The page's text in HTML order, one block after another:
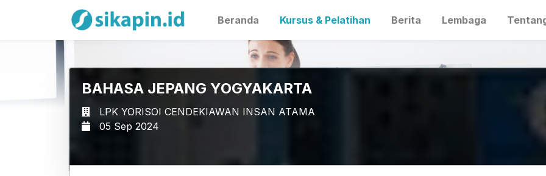
Beranda Kursus & Pelatihan Berita Lembaga
BAHASA JEPANG YOGYAKARTA
LPK YORISOI CENDEKIAWAN INSAN ATAMA
05 Sep 2024